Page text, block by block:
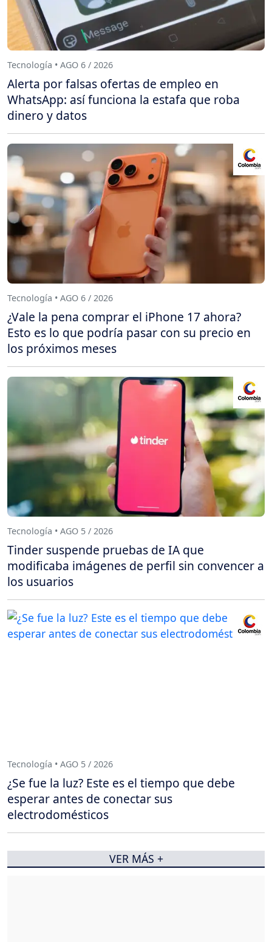
Tecnología • AGO 6 / 2026
Alerta por falsas ofertas de empleo en
WhatsApp: así funciona la estafa que roba
dinero y datos
Tecnología • AGO 6 / 2026
¿Vale la pena comprar el iPhone 17 ahora?
Esto es lo que podría pasar con su precio en
los próximos meses
Tecnología • AGO 5 / 2026
Tinder suspende pruebas de IA que
modificaba imágenes de perfil sin convencer a
los usuarios
Tecnología • AGO 5 / 2026
¿Se fue la luz? Este es el tiempo que debe
esperar antes de conectar sus
electrodomésticos
VER MÁS +